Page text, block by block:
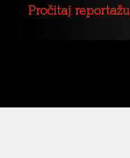
Pročitaj reportažu